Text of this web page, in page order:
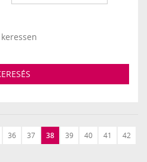
36 37 38 39 40 41
42